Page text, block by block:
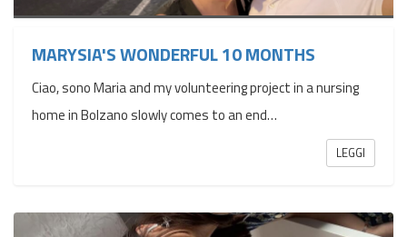
MARYSIA'S WONDERFUL 10 MONTHS
Ciao, sono Maria and my volunteering project in a nursing
home in Bolzano slowly comes to an end…
LEGGI